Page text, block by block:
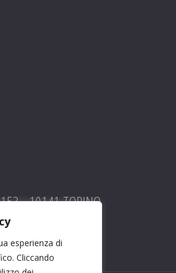
esperienza di
Cliccando
- 10141 TORINO